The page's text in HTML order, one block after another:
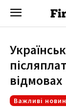
відмовах
Важливі